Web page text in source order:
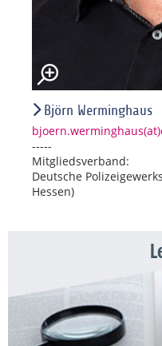
Björn Werminghaus
-----
Mitgliedsverband:
Deutsche
Hessen)